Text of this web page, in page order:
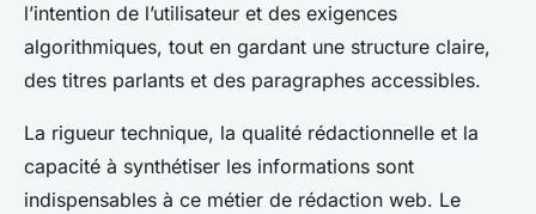
l’intention de l’utilisateur et des exigences
algorithmiques, tout en gardant une structure claire,
des titres parlants et des paragraphes accessibles.
La rigueur technique, la qualité rédactionnelle et la
capacité à synthétiser les informations sont
indispensables à ce métier de rédaction web. Le